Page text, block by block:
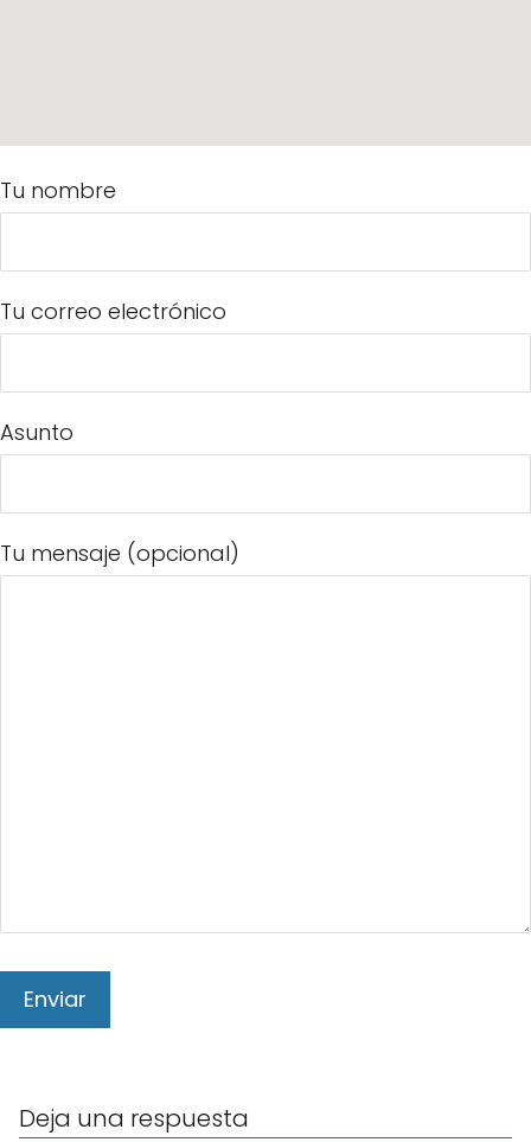
Tu nombre
Tu correo electrónico
Asunto
Tu mensaje (opcional)
Deja una respuesta